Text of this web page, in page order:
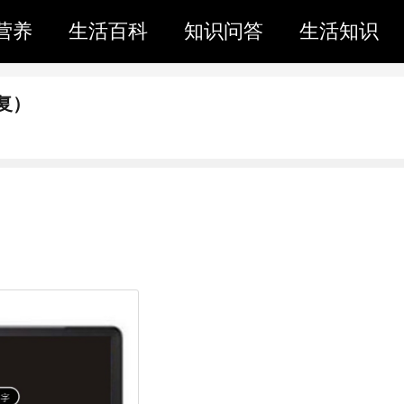
养 生活百科 知识问答 生活知识